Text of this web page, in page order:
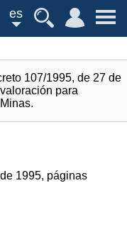
es
107/1995, de 27 de
para
1995, páginas